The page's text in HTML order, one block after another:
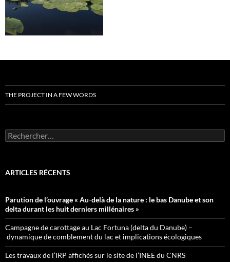
THE PROJECT IN A FEW WORDS
Rechercher :
ARTICLES RÉCENTS
Parution de l’ouvrage « Au-delà de la nature : le bas Danube et son
delta durant les huit derniers millénaires »
Campagne de carottage au Lac Fortuna (delta du Danube) –
dynamique de comblement du lac et implications écologiques
Les travaux de l’IRP affichés sur le site de l’INEE du CNRS